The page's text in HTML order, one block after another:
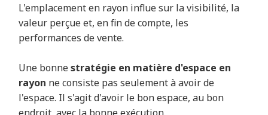
L'emplacement en rayon influe sur la visibilité, la
valeur perçue et, en fin de compte, les
performances de vente.
Une bonnestratégie en matière d'espace en
rayon ne consiste pas seulement à avoir de
l'espace. Il s'agit d'avoir le bon espace, au bon